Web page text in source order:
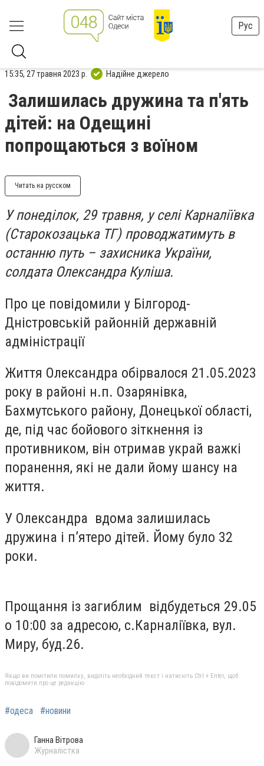
Рус
15:35, 27 травня 2023 р. Надійне джерело
Залишилась дружина та п'ять
дітей: на Одещині
попрощаються з воїном
Читать на русском
У понеділок, 29 травня, у селі Карналіївка
(Старокозацька ТГ) проводжатимуть в
останню путь – захисника України,
солдата Олександра Куліша.
Про це повідомили у Білгород-
Дністровській районній державній
адміністрації
Життя Олександра обірвалося 21.05.2023
року в районі н.п. Озарянівка,
Бахмутського району, Донецької області,
де, під час бойового зіткнення із
противником, він отримав украй важкі
поранення, які не дали йому шансу на
життя.
У Олександра вдома залишилась
дружина і п’ятеро дітей. Йому було 32
роки.
Прощання із загиблим відбудеться 29.05
о 10:00 за адресою, с.Карналіївка, вул.
Миру, буд.26.
Якщо ви помітили помилку, виділіть необхідний текст і натисніть Ctrl + Enter, щоб
повідомити про це редакцію
#одеса #новини
Ганна Вітрова
Журналістка